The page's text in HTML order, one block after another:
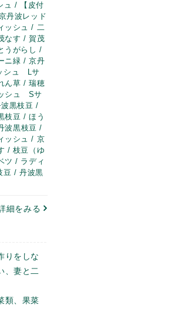
ュ / 【皮付
丹波レッド
ッシュ / 二
なす / 賀茂
うがらし /
ニ緑 / 京丹
シュ Lサ
ん草 / 瑞穂
シュ Sサ
黒枝豆 /
枝豆 / ほう
波黒枝豆 /
ッシュ / 京
/ 枝豆（ゆ
ツ / ラディ
豆 / 丹波黒
りをしな
、妻と二
類、果菜
細をみる